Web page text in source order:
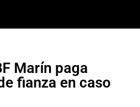
Marín paga
fianza en caso